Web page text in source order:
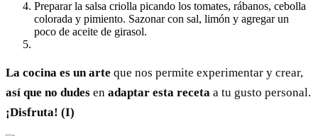
Preparar la salsa criolla picando los tomates, rábanos, cebolla
colorada y pimiento. Sazonar con sal, limón y agregar un
poco de aceite de girasol.
La cocina es un arte que nos permite experimentar y crear,
así que no dudes en adaptar esta receta a tu gusto personal.
¡Disfruta! (I)